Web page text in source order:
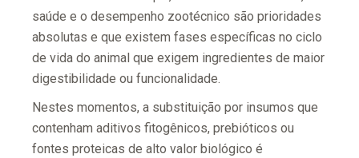
saúde e o desempenho zootécnico são prioridades
absolutas e que existem fases específicas no ciclo
de vida do animal que exigem ingredientes de maior
digestibilidade ou funcionalidade.
Nestes momentos, a substituição por insumos que
contenham aditivos fitogênicos, prebióticos ou
fontes proteicas de alto valor biológico é